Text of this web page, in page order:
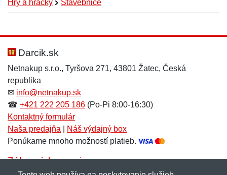
Hry a hračky Stavebnice
Hodnotenie:
Meno:*
E-mail:
Meno:
E-mail:*
Správa*
Darcik.sk
Netnakup s.r.o., Tyršova 271, 43801 Žatec, Česká
republika
✉ info@netnakup.sk
☎ +421 222 205 186 (Po-Pi 8:00-16:30)
Kontaktný formulár
Naša predajňa
Náš výdajný box
Ponúkame mnoho možností platieb.
Zákaznícky servis